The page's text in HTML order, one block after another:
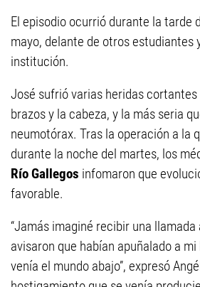
El episodio ocurrió durante la tarde
mayo, delante de otros estudiantes
institución.
José sufrió varias heridas cortantes
brazos y la cabeza, y la más seria
neumotórax. Tras la operación a la
durante la noche del martes, los
Río Gallegos infomaron que
favorable.
“Jamás imaginé recibir una llamada
avisaron que habían apuñalado a
venía el mundo abajo”, expresó